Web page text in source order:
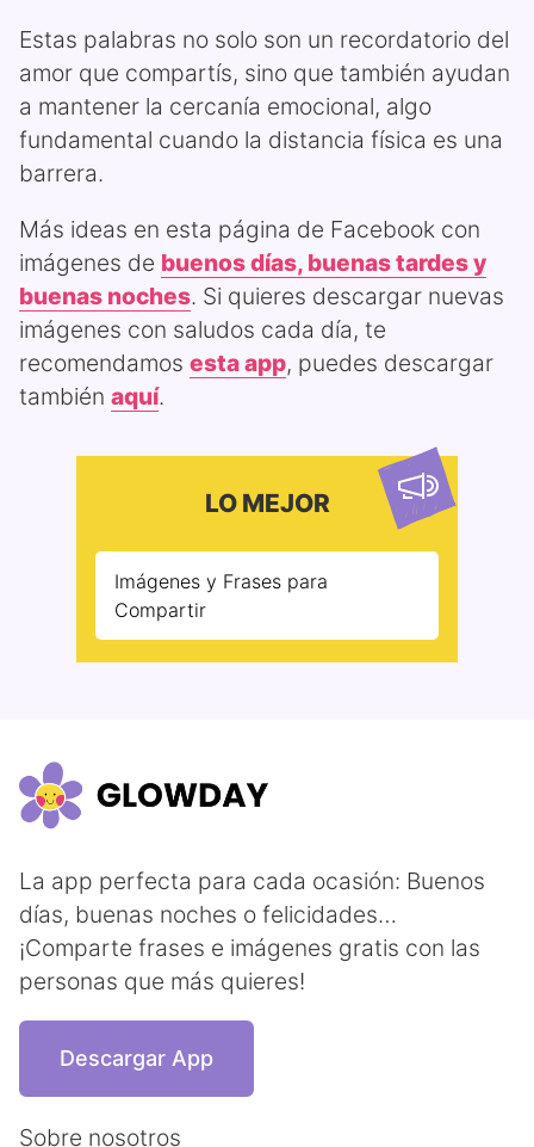
LO MEJOR
Imágenes y Frases para
Compartir
Estas palabras no solo son un recordatorio del
amor que compartís, sino que también ayudan
a mantener la cercanía emocional, algo
fundamental cuando la distancia física es una
barrera.
Más ideas en esta página de Facebook con
imágenes de buenos días, buenas tardes y
buenas noches. Si quieres descargar nuevas
imágenes con saludos cada día, te
recomendamos esta app, puedes descargar
también aquí.
La app perfecta para cada ocasión: Buenos
días, buenas noches o felicidades…
¡Comparte frases e imágenes gratis con las
personas que más quieres!
Descargar App
Sobre nosotros